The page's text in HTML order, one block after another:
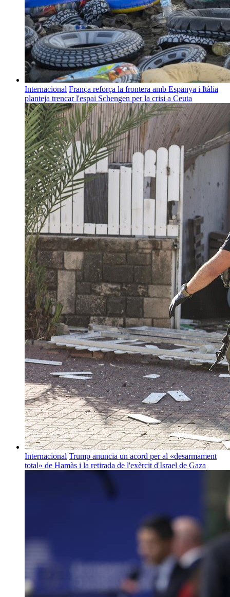
Internacional França reforça la frontera amb Espanya i Itàlia
planteja trencar l'espai Schengen per la crisi a Ceuta
Internacional Trump anuncia un acord per al «desarmament
total» de Hamàs i la retirada de l'exèrcit d'Israel de Gaza